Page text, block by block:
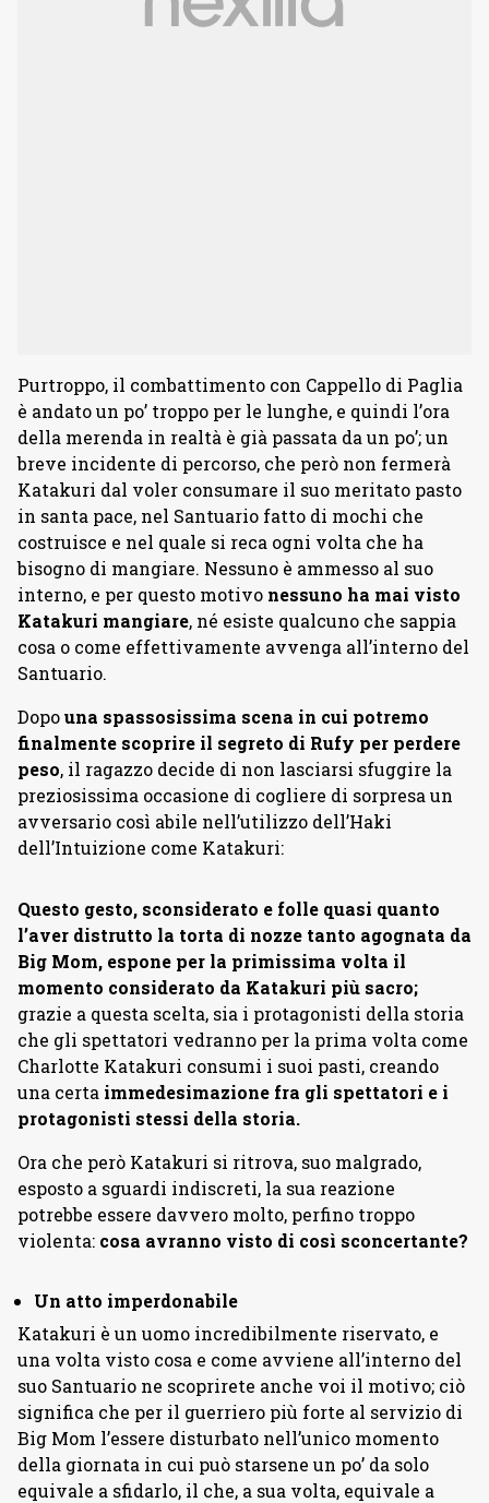
Purtroppo, il combattimento con Cappello di Paglia
è andato un po’ troppo per le lunghe, e quindi l’ora
della merenda in realtà è già passata da un po’; un
breve incidente di percorso, che però non fermerà
Katakuri dal voler consumare il suo meritato pasto
in santa pace, nel Santuario fatto di mochi che
costruisce e nel quale si reca ogni volta che ha
bisogno di mangiare. Nessuno è ammesso al suo
interno, e per questo motivo nessuno ha mai visto
Katakuri mangiare, né esiste qualcuno che sappia
cosa o come effettivamente avvenga all’interno del
Santuario.
Dopouna spassosissima scena in cui potremo
finalmente scoprire il segreto di Rufy per perdere
peso, il ragazzo decide di non lasciarsi sfuggire la
preziosissima occasione di cogliere di sorpresa un
avversario così abile nell’utilizzo dell’Haki
dell’Intuizione come Katakuri:
Questo gesto, sconsiderato e folle quasi quanto
l’aver distrutto la torta di nozze tanto agognata da
Big Mom, espone per la primissima volta il
momento considerato da Katakuri più sacro;
grazie a questa scelta, sia i protagonisti della storia
che gli spettatori vedranno per la prima volta come
Charlotte Katakuri consumi i suoi pasti, creando
una certa immedesimazione fra gli spettatori e i
protagonisti stessi della storia.
Ora che però Katakuri si ritrova, suo malgrado,
esposto a sguardi indiscreti, la sua reazione
potrebbe essere davvero molto, perfino troppo
violenta: cosa avranno visto di così sconcertante?
Un atto imperdonabile
Katakuri è un uomo incredibilmente riservato, e
una volta visto cosa e come avviene all’interno del
suo Santuario ne scoprirete anche voi il motivo; ciò
significa che per il guerriero più forte al servizio di
Big Mom l’essere disturbato nell’unico momento
della giornata in cui può starsene un po’ da solo
equivale a sfidarlo, il che, a sua volta, equivale a